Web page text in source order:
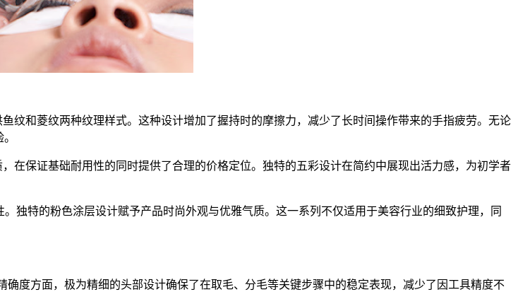
纹和菱纹两种纹理样式。这种设计增加了握持时的摩擦力，减少了长时间操作带来的手指疲劳。无论
在保证基础耐用性的同时提供了合理的价格定位。独特的五彩设计在简约中展现出活力感，为初学者
独特的粉色涂层设计赋予产品时尚外观与优雅气质。这一系列不仅适用于美容行业的细致护理，同
确度方面，极为精细的头部设计确保了在取毛、分毛等关键步骤中的稳定表现，减少了因工具精度不